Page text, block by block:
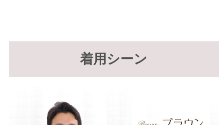
着用シーン